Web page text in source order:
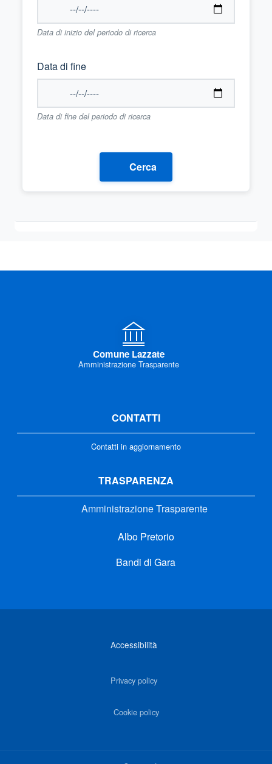
Data di inizio del periodo di ricerca
Data di fine
Data di fine del periodo di ricerca
Cerca
Comune Lazzate
Amministrazione Trasparente
CONTATTI
Contatti in aggiornamento
TRASPARENZA
Amministrazione Trasparente
Albo Pretorio
Bandi di Gara
Accessibilità
Privacy policy
Cookie policy